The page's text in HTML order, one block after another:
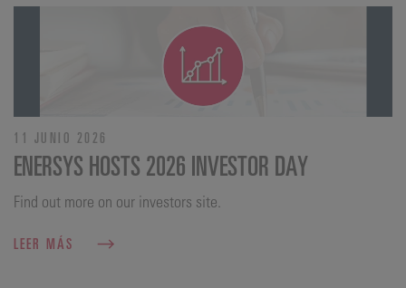
11 JUNIO 2026
ENERSYS HOSTS 2026 INVESTOR DAY
Find out more on our investors site.
LEER MÁS